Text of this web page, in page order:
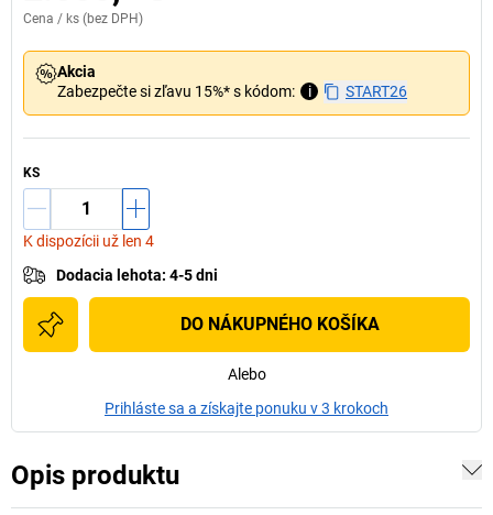
Cena / ks (bez DPH)
Akcia
Zabezpečte si zľavu 15%* s kódom:
i START26
KS
K dispozícii už len 4
Dodacia lehota: 4-5 dni
DO NÁKUPNÉHO KOŠÍKA
Alebo
Prihláste sa a získajte ponuku v 3 krokoch
Opis produktu